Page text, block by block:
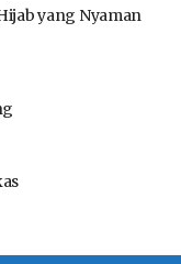
yang Nyaman